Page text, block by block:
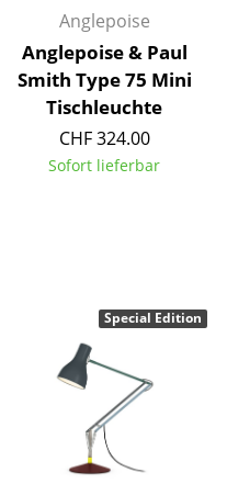
Anglepoise
Anglepoise & Paul
Smith Type 75 Mini
Tischleuchte
CHF 324.00
Sofort lieferbar
Special Edition